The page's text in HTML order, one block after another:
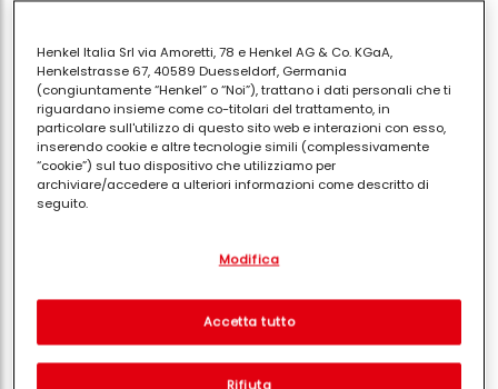
sul fuoco a scaldare per qualche secondo. versarvi
dentro la metà del composto formato dalle patate e
le uova, aggiustarlo con una palettina di legno per
ricoprire bene tutto il fondo del tegame; aggiungere,
poi, su tutta la superficie della frittata la mozzarella
ridotta in piccoli pezzi, il prosciutto anch'esso a
patate ricordandosi sempre di distribuirle per bene
fuoco basso la frittata per circa 10 minuti coprendola
con un coperchio, poi rivoltarla e far terminare la
cottura, sempre per 10 minuti anche dall'altro lato.
Henkel Italia Srl via Amoretti, 78 e Henkel AG & Co. KGaA,
Henkelstrasse 67, 40589 Duesseldorf, Germania
(congiuntamente “Henkel” o “Noi”), trattano i dati personali che ti
riguardano insieme come co-titolari del trattamento, in
particolare sull'utilizzo di questo sito web e interazioni con esso,
inserendo cookie e altre tecnologie simili (complessivamente
“cookie”) sul tuo dispositivo che utilizziamo per
archiviare/accedere a ulteriori informazioni come descritto di
seguito.
separati o co-titolari come indicato nella nostra Informativa sulla
pixel, impronte digitali e tecnologie simili" utilizzeremo anche
cookie ed elaboreremo i dati relativi a te per
Modifica
Rifiuta
Accetta tutto